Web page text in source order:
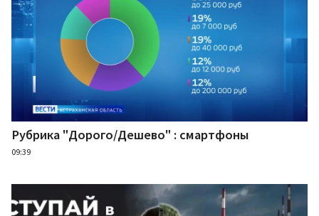
Рубрика "Дорого/Дешево" : смартфоны
09:39